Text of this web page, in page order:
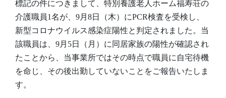
標記の件につきまして、特別養護老人ホーム福寿荘の
介護職員1名が、9月8日（木）にPCR検査を受検し、
新型コロナウイルス感染症陽性と判定されました。当
該職員は、9月5日（月）に同居家族の陽性が確認され
たことから、当事業所ではその時点で職員に自宅待機
を命じ、その後出勤していないことをご報告いたしま
す。